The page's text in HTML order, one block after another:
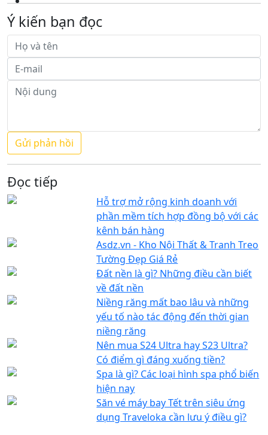
Ý kiến bạn đọc
Đọc tiếp
Hỗ trợ mở rộng kinh doanh với
phần mềm tích hợp đồng bộ với các
kênh bán hàng
Asdz.vn - Kho Nội Thất & Tranh Treo
Tường Đẹp Giá Rẻ
Đất nền là gì? Những điều cần biết
về đất nền
Niềng răng mất bao lâu và những
yếu tố nào tác động đến thời gian
niềng răng
Nên mua S24 Ultra hay S23 Ultra?
Có điểm gì đáng xuống tiền?
Spa là gì? Các loại hình spa phổ biến
hiện nay
Săn vé máy bay Tết trên siêu ứng
dụng Traveloka cần lưu ý điều gì?